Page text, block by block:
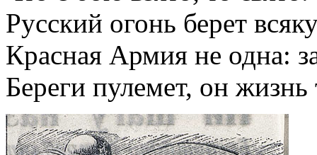
Русский огонь берет
Красная Армия не одна:
Береги пулемет, он жизнь